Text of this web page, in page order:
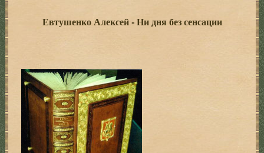
Евтушенко Алексей - Ни дня без сенсации